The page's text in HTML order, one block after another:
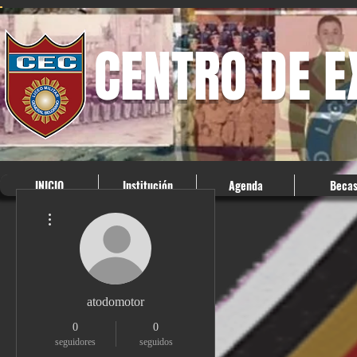
CENTRO DE
INICIO Institución Agenda Becas
atodomotor
0
seguidores
0
seguidos